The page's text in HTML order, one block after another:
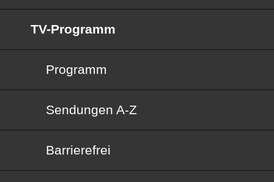
TV-Programm
Programm
Sendungen von A bis Z
Sendungen A-Z
Barrierefrei
Barrierefrei